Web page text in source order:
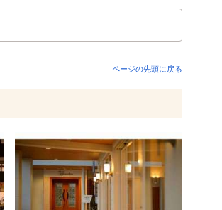
ページの先頭に戻る